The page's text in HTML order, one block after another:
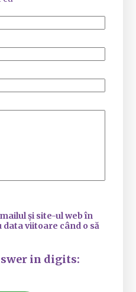
și site-ul web în
viitoare când o să
in digits: